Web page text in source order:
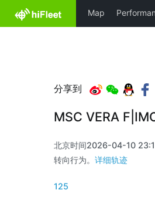
分享到
MSC VERA
北京时间2026-04-10
转向行为。 详细轨迹
125